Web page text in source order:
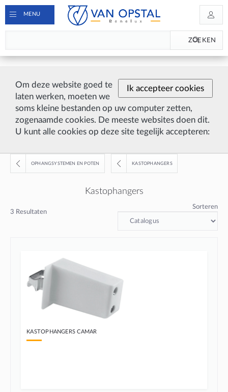
Ik accepteer cookies
Om deze website goed te
laten werken, moeten we
soms kleine bestanden op uw computer zetten,
zogenaamde cookies. De meeste websites doen dit.
U kunt alle cookies op deze site tegelijk accepteren:
MENU
ZOEKEN
OPHANGSYSTEMEN EN POTEN KASTOPHANGERS
Kastophangers
3 Resultaten
Sorteren
KASTOPHANGERS CAMAR